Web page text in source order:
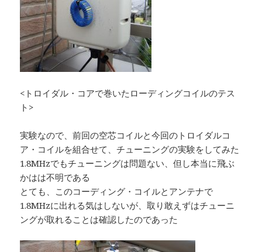
<トロイダル・コアで巻いたローディングコイルのテス
ト>
実験なので、前回の空芯コイルと今回のトロイダルコ
ア・コイルを組合せて、チューニングの実験をしてみた
1.8MHzでもチューニングは問題ない、但し本当に飛ぶ
かはは不明である
とても、このコーディング・コイルとアンテナで
1.8MHzに出れる気はしないが、取り敢えずはチューニ
ングが取れることは確認したのであった